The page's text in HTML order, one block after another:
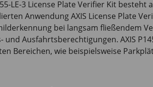
LE-3 License Plate Verifier Kit besteht
AnwendungAXIS License Plate
bei langsam fließendem
und Ausfahrtsberechtigungen. AXIS
Bereichen, wie beispielsweise